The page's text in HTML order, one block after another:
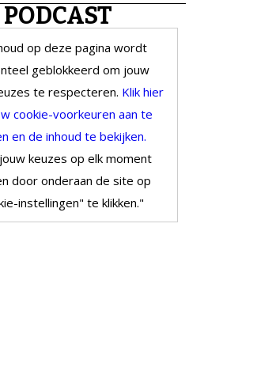
PODCAST
op deze pagina wordt
geblokkeerd om jouw
te respecteren. Klik hier
cookie-voorkeuren aan te
en de inhoud te bekijken.
jouw keuzes op elk moment
door onderaan de site op
instellingen" te klikken."